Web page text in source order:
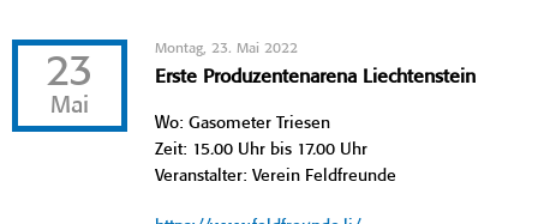
23
Mai
Montag, 23. Mai 2022
Erste Produzentenarena Liechtenstein
Wo: Gasometer Triesen
Zeit: 15.00 Uhr bis 17.00 Uhr
Veranstalter: Verein Feldfreunde